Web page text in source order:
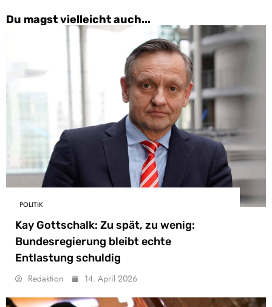
Du magst vielleicht auch...
POLITIK
Kay Gottschalk: Zu spät, zu wenig:
Bundesregierung bleibt echte
Entlastung schuldig
Redaktion 14. April 2026